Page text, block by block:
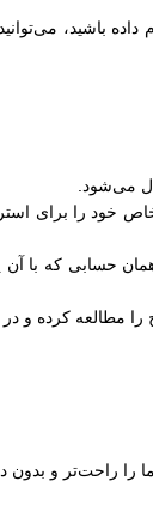
داده باشید،
را برای
حسابی که با
مطالعه کرده و
راحت‌تر و بدون